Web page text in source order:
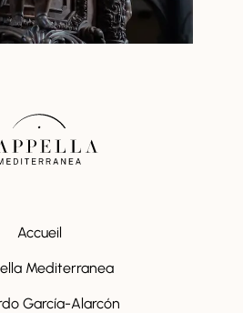
Accueil
Mediterranea
García-Alarcón